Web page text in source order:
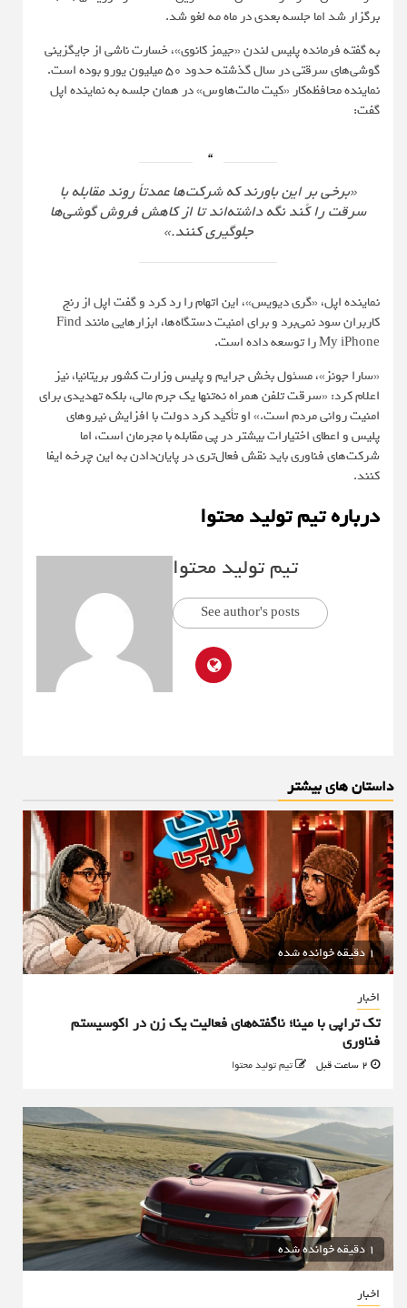
برگزار شد اما جلسه بعدی در ماه مه لغو شد.
به گفته فرمانده پلیس لندن «جیمز کانوی»، خسارت ناشی از جایگزینی
گوشی‌های سرقتی در سال گذشته حدود 50 میلیون یورو بوده است.
نماینده محافظه‌کار «کیت مالت‌هاوس» در همان جلسه به نماینده اپل
گفت:
«برخی بر این باورند که شرکت‌ها عمدتاً روند مقابله با
سرقت را کُند نگه داشته‌اند تا از کاهش فروش گوشی‌ها
جلوگیری کنند.»
نماینده اپل، «گری دیویس»، این اتهام را رد کرد و گفت اپل از رنج
کاربران سود نمی‌برد و برای امنیت دستگاه‌ها، ابزارهایی مانند Find
My iPhone را توسعه داده است.
«سارا جونز»، مسئول بخش جرایم و پلیس وزارت کشور بریتانیا، نیز
اعلام کرد: «سرقت تلفن همراه نه‌تنها یک جرم مالی، بلکه تهدیدی برای
امنیت روانی مردم است.» او تأکید کرد دولت با افزایش نیروهای
پلیس و اعطای اختیارات بیشتر در پی مقابله با مجرمان است، اما
شرکت‌های فناوری باید نقش فعال‌تری در پایان‌دادن به این چرخه ایفا
کنند.
درباره تیم تولید محتوا
تیم تولید محتوا
See author's posts
داستان های بیشتر
1 دقیقه خوانده شده
اخبار
تک تراپی با مینا؛ ناگفته‌های فعالیت یک زن در اکوسیستم
فناوری
تیم تولید محتوا
1 دقیقه خوانده شده
اخبار